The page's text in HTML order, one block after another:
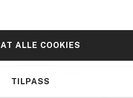
ALLE COOKIES
TILPASS